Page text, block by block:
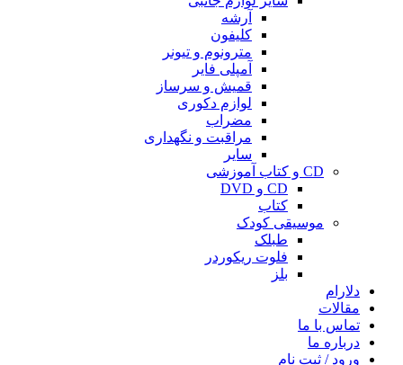
آرشه
کلیفون
مترونوم و تیونر
آمپلی فایر
قمیش و سرساز
لوازم دکوری
مضراب
مراقبت و نگهداری
سایر
CD و کتاب آموزشی
CD و DVD
کتاب
موسیقی کودک
طبلک
فلوت ریکوردر
بلز
دلارام
مقالات
تماس با ما
درباره ما
ورود / ثبت نام